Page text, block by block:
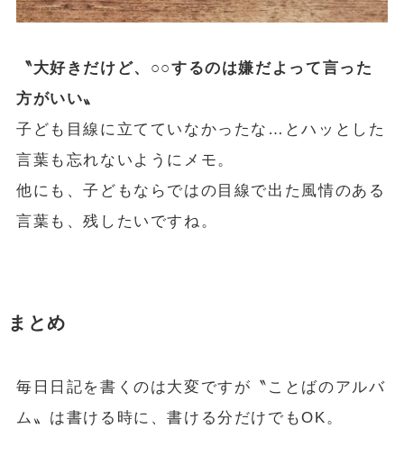
〝大好きだけど、○○するのは嫌だよって言った
方がいい〟
子ども目線に立てていなかったな…とハッとした
言葉も忘れないようにメモ。
他にも、子どもならではの目線で出た風情のある
言葉も、残したいですね。
まとめ
毎日日記を書くのは大変ですが〝ことばのアルバ
ム〟は書ける時に、書ける分だけでもOK。